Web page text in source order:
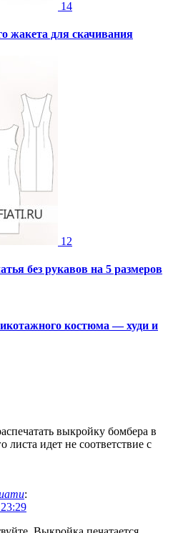
14
жакета для скачивания
12
без рукавов на 5 размеров
костюма — худи и
выкройку бомбера в
листа идет не соответствие с
: